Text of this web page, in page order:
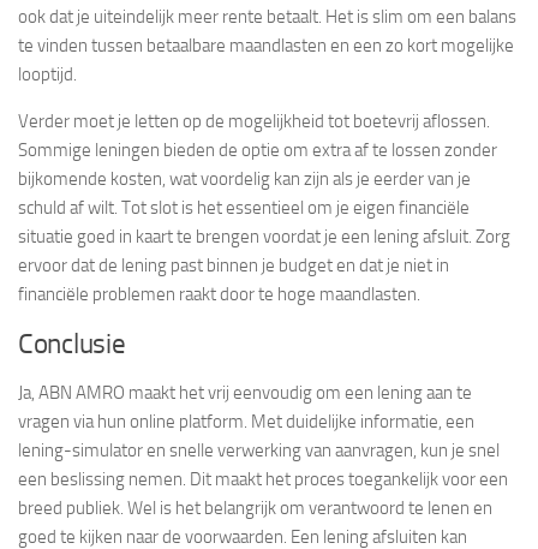
ook dat je uiteindelijk meer rente betaalt. Het is slim om een balans
te vinden tussen betaalbare maandlasten en een zo kort mogelijke
looptijd.
Verder moet je letten op de mogelijkheid tot boetevrij aflossen.
Sommige leningen bieden de optie om extra af te lossen zonder
bijkomende kosten, wat voordelig kan zijn als je eerder van je
schuld af wilt. Tot slot is het essentieel om je eigen financiële
situatie goed in kaart te brengen voordat je een lening afsluit. Zorg
ervoor dat de lening past binnen je budget en dat je niet in
financiële problemen raakt door te hoge maandlasten.
Conclusie
Ja, ABN AMRO maakt het vrij eenvoudig om een lening aan te
vragen via hun online platform. Met duidelijke informatie, een
lening-simulator en snelle verwerking van aanvragen, kun je snel
een beslissing nemen. Dit maakt het proces toegankelijk voor een
breed publiek. Wel is het belangrijk om verantwoord te lenen en
goed te kijken naar de voorwaarden. Een lening afsluiten kan